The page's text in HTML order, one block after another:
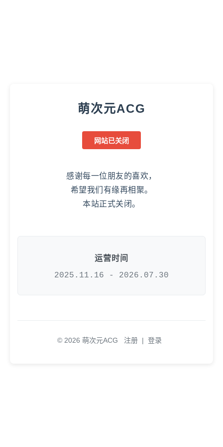
萌次元ACG
网站已关闭
感谢每一位朋友的喜欢，
希望我们有缘再相聚。
本站正式关闭。
运营时间
2025.11.16 - 2026.07.30
© 2026 萌次元ACG 注册 | 登录